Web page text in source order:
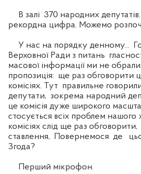
В залі 370 народних
рекордна цифра. Можемо
У нас на порядку денному...
Верховної Ради з питань
масової інформації ми не
пропозиція: ще раз обговорити
комісіях. Тут правильне
депутати, зокрема народний
це комісія дуже широкого
стосується всіх проблем нашого
комісіях слід ще раз
ставлення, Повернемося де
Згода?
Перший мікрофон.